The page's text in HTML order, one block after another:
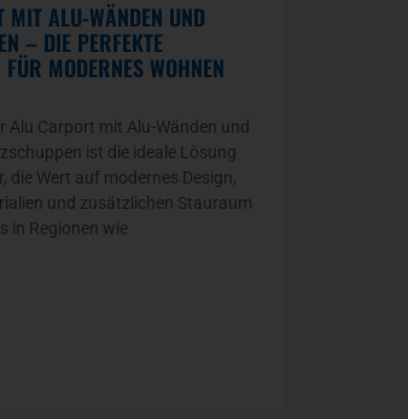
MIT ALU-WÄNDEN UND
– DIE PERFEKTE
MODERNES WOHNEN
Alu Carport mit Alu-Wänden und
ist die ideale Lösung
die Wert auf modernes Design,
und zusätzlichen Stauraum
in Regionen wie